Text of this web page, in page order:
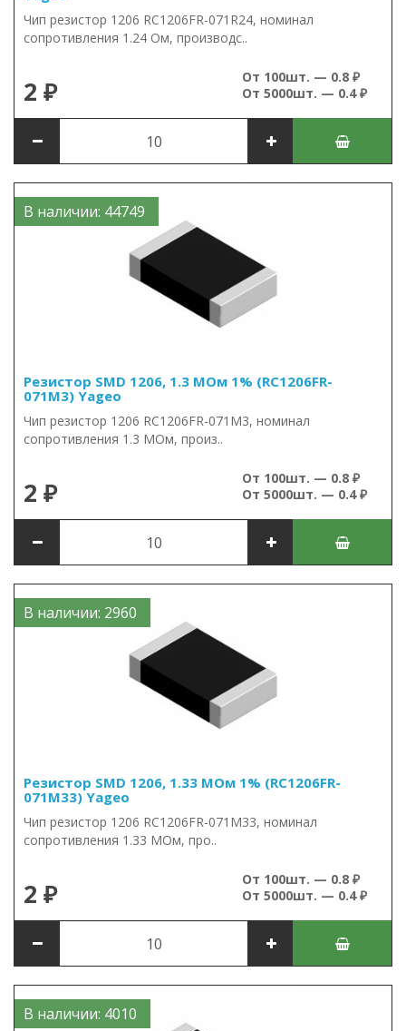
Чип резистор 1206 RC1206FR-071R24, номинал
сопротивления 1.24 Ом, производс..
2 ₽
От 100шт. — 0.8 ₽
От 5000шт. — 0.4 ₽
В наличии: 44749
Резистор SMD 1206, 1.3 МОм 1% (RC1206FR-
071M3) Yageo
Чип резистор 1206 RC1206FR-071M3, номинал
сопротивления 1.3 МОм, произ..
2 ₽
От 100шт. — 0.8 ₽
От 5000шт. — 0.4 ₽
В наличии: 2960
Резистор SMD 1206, 1.33 МОм 1% (RC1206FR-
071M33) Yageo
Чип резистор 1206 RC1206FR-071M33, номинал
сопротивления 1.33 МОм, про..
2 ₽
От 100шт. — 0.8 ₽
От 5000шт. — 0.4 ₽
В наличии: 4010